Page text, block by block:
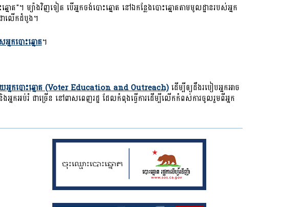
ត"។ ម្យ៉ាងវិញទៀត បើអ្នកចង់បោះឆ្នោត នៅឯកន្លែងបោះឆ្នោតតាមមូលដ្ឋានរបស់អ្នក
ាលើកដំបូង។
នកបោះឆ្នោត។
ាយអ្នកបោះឆ្នោត (Voter Education and Outreach)ដើម្បីឲ្យដឹងរបៀបអ្នកអាច
នកអប់រំ ជាច្រើន នៅពាសពេញរដ្ឋ ដែលកំពុងធ្វើការដើម្បីលើកកំពស់ការចូលរួមពីអ្នក